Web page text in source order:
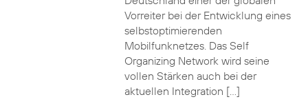
Vorreiter bei der Entwicklung eines
selbstoptimierenden
Mobilfunknetzes. Das Self
Organizing Network wird seine
vollen Stärken auch bei der
aktuellen Integration […]